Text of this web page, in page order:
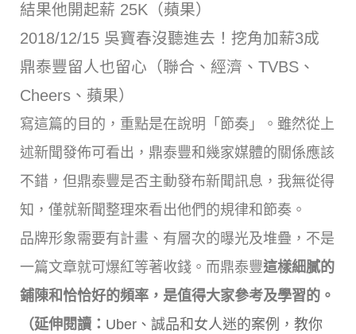
結果他開起薪 25K（蘋果）
2018/12/15 吳寶春沒聽進去！挖角加薪3成
鼎泰豐留人也留心（聯合、經濟、TVBS、
Cheers、蘋果）
寫這篇的目的，重點是在說明「節奏」。雖然從上
述新聞發佈可看出，鼎泰豐和幾家媒體的關係應該
不錯，但鼎泰豐是否主動發布新聞訊息，我無從得
知，僅就新聞整理來看出他們的規律和節奏。
品牌形象需要有計畫、有層次的曝光及堆疊，不是
一篇文章就可爆紅等著收錢。而鼎泰豐這樣細膩的
鋪陳和恰恰好的頻率，是值得大家參考及學習的。
（延伸閱讀： Uber、誠品和女人迷的案例，教你